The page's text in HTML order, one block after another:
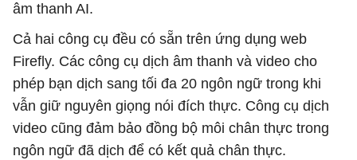
âm thanh AI.
Cả hai công cụ đều có sẵn trên ứng dụng web
Firefly. Các công cụ dịch âm thanh và video cho
phép bạn dịch sang tối đa 20 ngôn ngữ trong khi
vẫn giữ nguyên giọng nói đích thực. Công cụ dịch
video cũng đảm bảo đồng bộ môi chân thực trong
ngôn ngữ đã dịch để có kết quả chân thực.